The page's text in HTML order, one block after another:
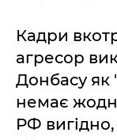
Кадри
агресор
Донбасу як
немає
РФ